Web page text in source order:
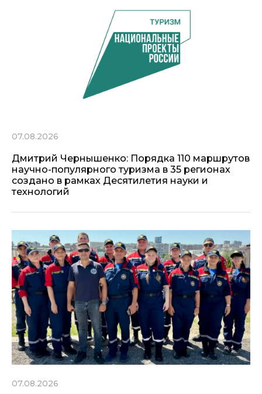
07.08.2026
Дмитрий Чернышенко: Порядка 110 маршрутов
научно-популярного туризма в 35 регионах
создано в рамках Десятилетия науки и
технологий
07.08.2026